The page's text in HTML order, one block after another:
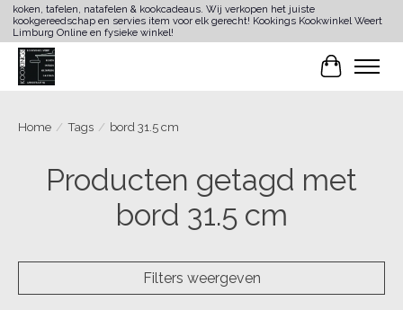
koken, tafelen, natafelen & kookcadeaus. Wij verkopen het juiste
kookgereedschap en servies item voor elk gerecht! Kookings Kookwinkel Weert
Limburg Online en fysieke winkel!
Home / Tags / bord 31.5 cm
Producten getagd met
bord 31.5 cm
Filters weergeven